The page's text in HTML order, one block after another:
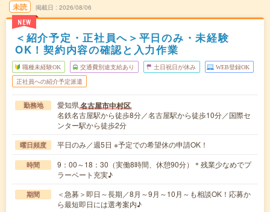
未読
NEW
掲載日 2026/08/06
＜紹介予定・正社員へ＞平日のみ・未経験
OK！契約内容の確認と入力作業
職種未経験OK 交通費別途支給あり 土日祝日が休み WEB登録OK
正社員への紹介予定派遣
勤務地 愛知県名古屋市中村区
名鉄名古屋駅から徒歩8分／名古屋駅から徒歩10分／国際セ
ンター駅から徒歩2分
曜日頻度 平日のみ／週5日 ※予定での希望休の申請OK！
時間
9：00～18：30（実働8時間、休憩90分）＊残業少なめでプ
ラーベート充実♪
期間
＜急募＞即日～長期／8月～9月～10月～も相談OK！応募か
ら最短即日には選考案内♪